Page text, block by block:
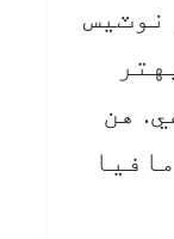
نوٽيس
هن